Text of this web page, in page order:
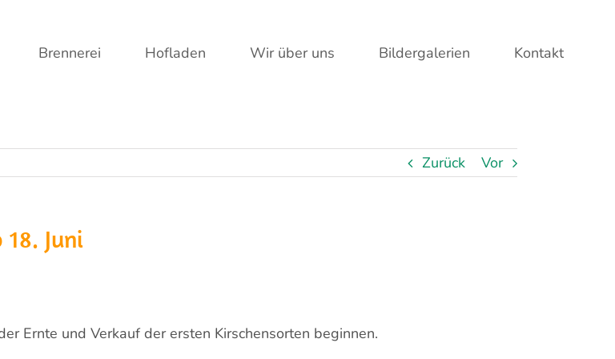
Brennerei Hofladen Wir über uns Bildergalerien Kontakt
Zurück Vor
Juni
Ernte und Verkauf der ersten Kirschensorten beginnen.